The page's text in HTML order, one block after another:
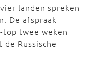
landen spreken
De afspraak
twee weken
Russische